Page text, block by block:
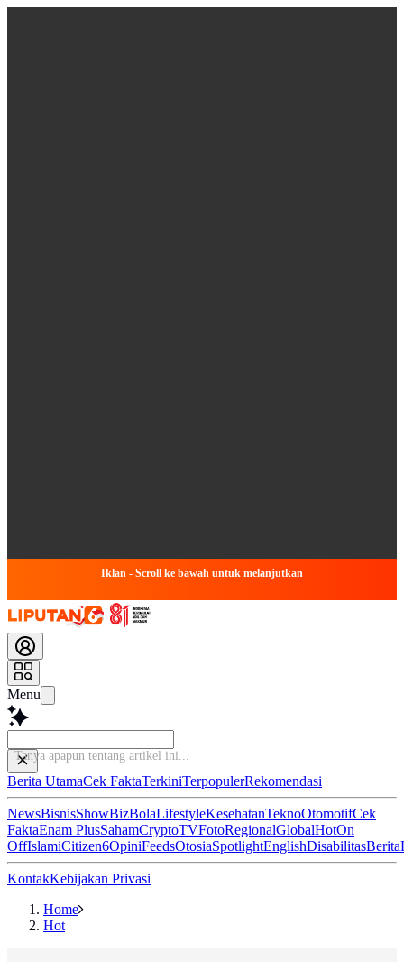
Iklan - Scroll ke bawah untuk melanjutkan
Menu
Tanya apapun
Berita UtamaCek FaktaTerkiniTerpopulerRekomendasi
NewsBisnisShowBizBolaLifestyleKesehatanTeknoOtomotifCek
FaktaEnam PlusSahamCryptoTVFotoRegionalGlobalHotOn
OffIslamiCitizen6OpiniFeedsOtosiaSpotlightEnglishDisabilitasBerita
KontakKebijakan Privasi
Home
Hot